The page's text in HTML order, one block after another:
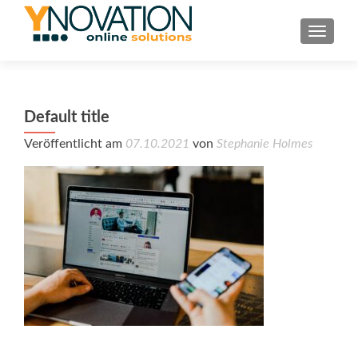
Default title
Veröffentlicht am 07.10.2021 von Stephanie Holmes